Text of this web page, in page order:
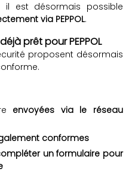
il est désormais possible
via PEPPOL.
prêt pour PEPPOL
proposent désormais
envoyées via le réseau
conformes
un formulaire pour